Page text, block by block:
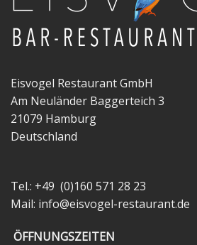
Eisvogel Restaurant GmbH
Am Neuländer Baggerteich 3
21079 Hamburg
Deutschland
Tel.: +49 (0)160 571 28 23
Mail: info@eisvogel-restaurant.de
ÖFFNUNGSZEITEN